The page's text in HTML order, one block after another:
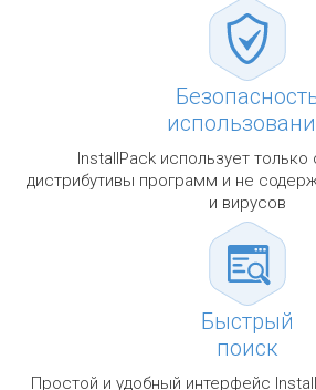
InstallPack использует
дистрибутивы программ и не
и вирусов
Быстрый
поиск
Простой и удобный интерфейс